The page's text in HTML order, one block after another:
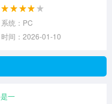
系统：PC
时间：2026-01-10
一